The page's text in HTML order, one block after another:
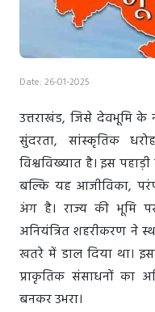
Date: 26-01-2025
उत्तराखंड, जिसे देवभूमि के
सुंदरता, सांस्कृतिक
विश्वविख्यात है। इस
बल्कि यह आजीविका,
अंग है। राज्य की भूमि
अनियंत्रित शहरीकरण ने
खतरे में डाल दिया था।
प्राकृतिक संसाधनों का
बनकर उभरा।